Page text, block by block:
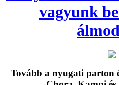
vagyunk
Tovább a nyugati parton